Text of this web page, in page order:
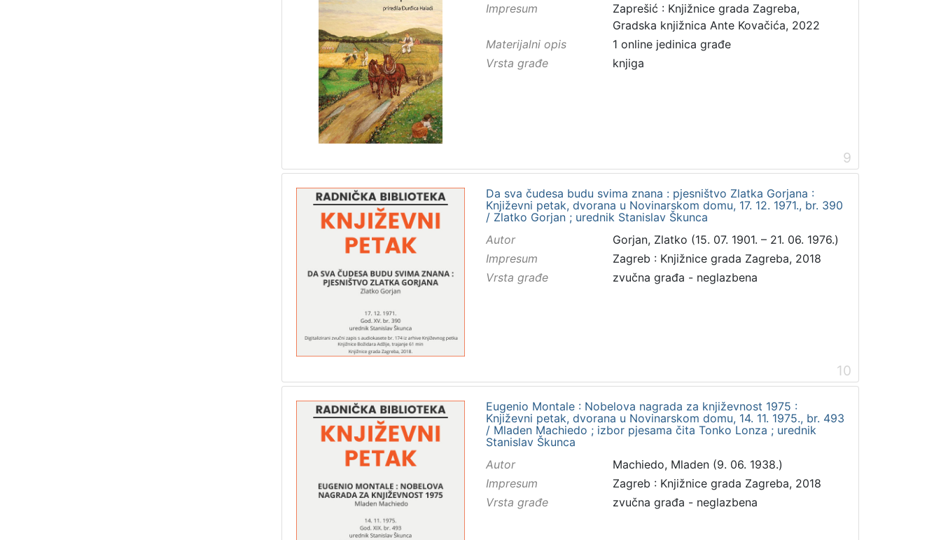
Impresum
Zaprešić : Knjižnice grada Zagreba,
Gradska knjižnica Ante Kovačića, 2022
Materijalni opis
1 online jedinica građe
Vrsta građe
knjiga
9
Da sva čudesa budu svima znana : pjesništvo Zlatka Gorjana :
Književni petak, dvorana u Novinarskom domu, 17. 12. 1971., br. 390
/ Zlatko Gorjan ; urednik Stanislav Škunca
Autor
Gorjan, Zlatko (15. 07. 1901. – 21. 06. 1976.)
Impresum
Zagreb : Knjižnice grada Zagreba, 2018
Vrsta građe
zvučna građa - neglazbena
10
Eugenio Montale : Nobelova nagrada za književnost 1975 :
Književni petak, dvorana u Novinarskom domu, 14. 11. 1975., br. 493
/ Mladen Machiedo ; izbor pjesama čita Tonko Lonza ; urednik
Stanislav Škunca
Autor
Machiedo, Mladen (9. 06. 1938.)
Impresum
Zagreb : Knjižnice grada Zagreba, 2018
Vrsta građe
zvučna građa - neglazbena